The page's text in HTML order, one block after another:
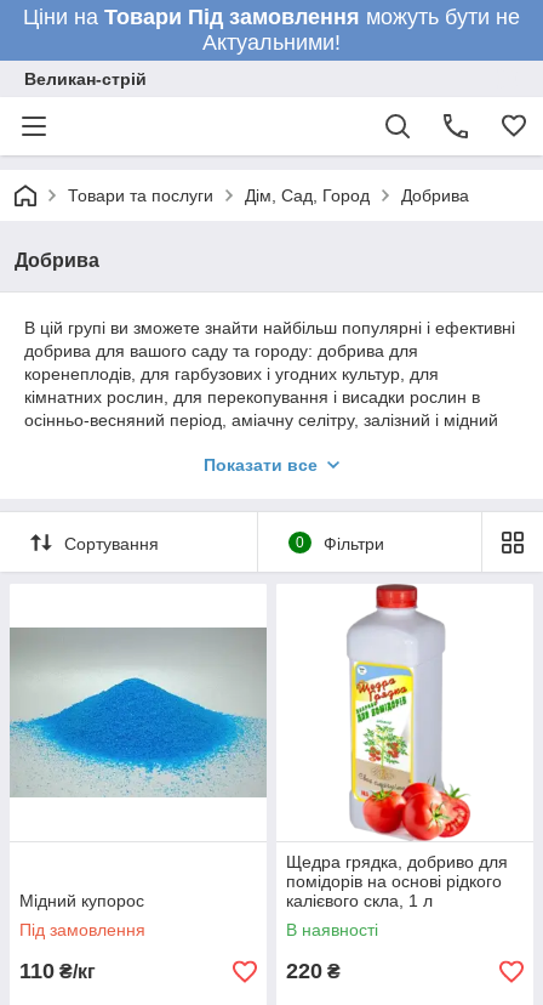
Ціни на Товари Під замовлення можуть бути не
Актуальними!
Великан-стрій
Товари та послуги Дім, Сад, Город Добрива
Добрива
В цій групі ви зможете знайти найбільш популярні і ефективні
добрива для вашого саду та городу: добрива для
коренеплодів, для гарбузових і угодних культур, для
кімнатних рослин, для перекопування і висадки рослин в
осінньо-весняний період, аміачну селітру, залізний і мідний
Показати все
Сортування 0 Фільтри
Мідний купорос
Під замовлення
110 ₴/кг
Щедра грядка, добриво для
помідорів на основі рідкого
калієвого скла, 1 л
В наявності
220 ₴